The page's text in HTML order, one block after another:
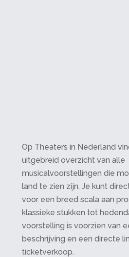
Op Theaters in Nederland
uitgebreid overzicht van alle
musicalvoorstellingen die
land te zien zijn. Je kunt
voor een breed scala aan
klassieke stukken tot
voorstelling is voorzien van
beschrijving en een directe
ticketverkoop.